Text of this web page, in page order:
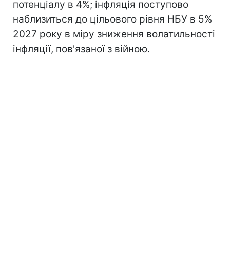
потенціалу в 4%; інфляція поступово
наблизиться до цільового рівня НБУ в 5%
2027 року в міру зниження волатильності
інфляції, пов'язаної з війною.